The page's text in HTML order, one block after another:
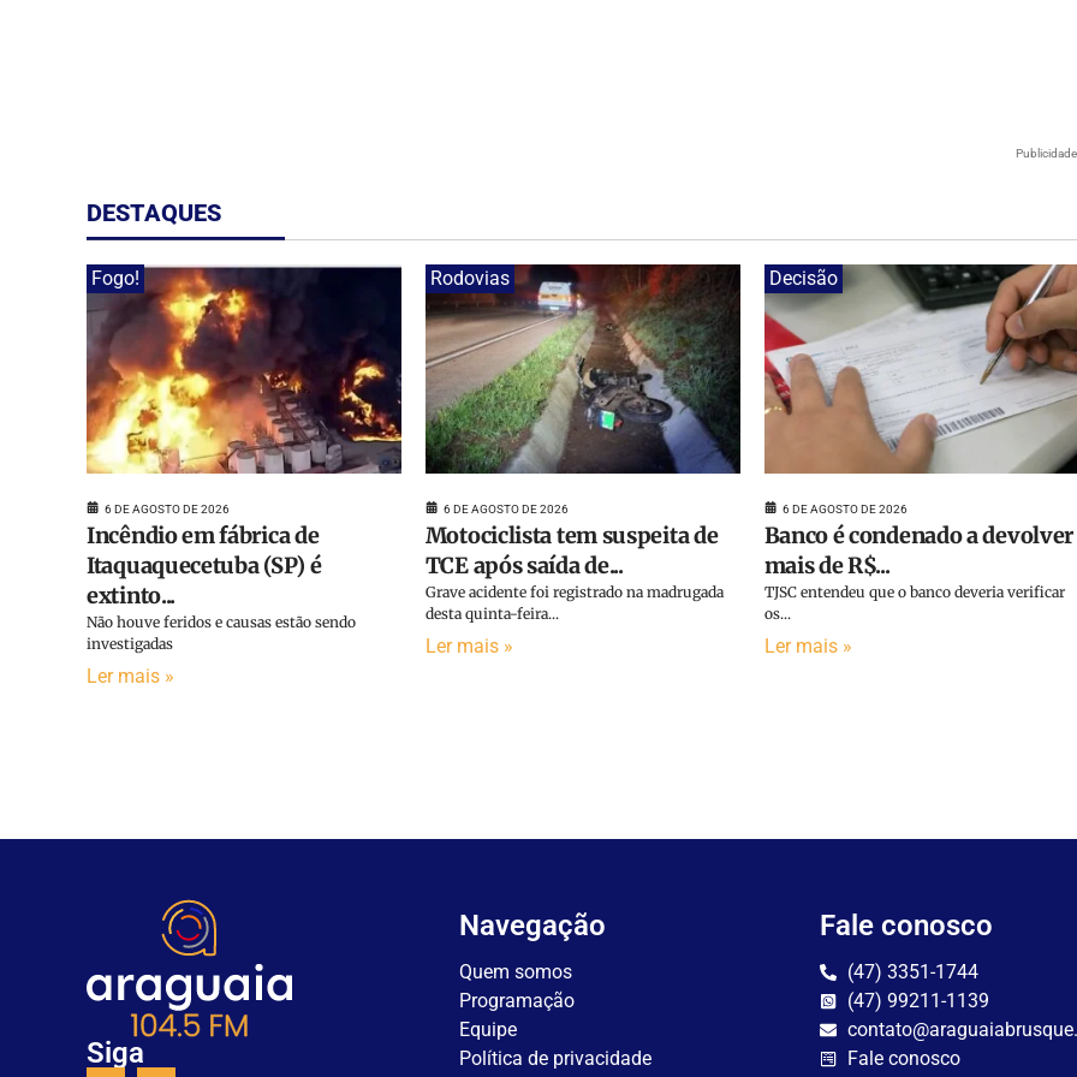
Publicidade
DESTAQUES
Fogo!
6 DE AGOSTO DE 2026
Incêndio em fábrica de
Itaquaquecetuba (SP) é
extinto...
Não houve feridos e causas estão sendo
investigadas
Ler mais »
Rodovias
6 DE AGOSTO DE 2026
Motociclista tem suspeita de
TCE após saída de...
Grave acidente foi registrado na madrugada
desta quinta-feira...
Ler mais »
Decisão
6 DE AGOSTO DE 2026
Banco é condenado a devolver
mais de R$...
TJSC entendeu que o banco deveria verificar
os...
Ler mais »
Siga
Navegação
Quem somos
Programação
Equipe
Política de privacidade
Fale conosco
(47) 3351-1744
(47) 99211-1139
Fale conosco